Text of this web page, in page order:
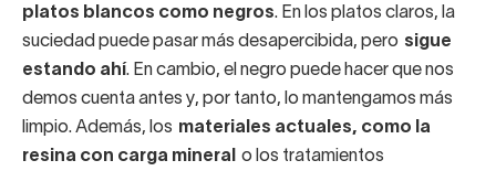
platos blancos como negros. En los platos claros, la
suciedad puede pasar más desapercibida, pero sigue
estando ahí. En cambio, el negro puede hacer que nos
demos cuenta antes y, por tanto, lo mantengamos más
limpio. Además, los materiales actuales, como la
resina con carga mineral
o los tratamientos